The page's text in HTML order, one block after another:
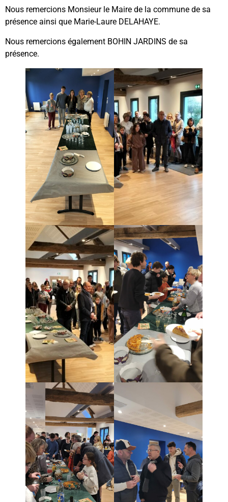
Nous remercions Monsieur le Maire de la commune de sa
présence ainsi que Marie-Laure DELAHAYE.
Nous remercions également BOHIN JARDINS de sa
présence.